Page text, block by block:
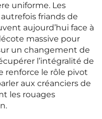
uniforme. Les
friands de
aujourd’hui face à
massive pour
un changement de
l’intégralité de
renforce le rôle pivot
aux créanciers de
les rouages